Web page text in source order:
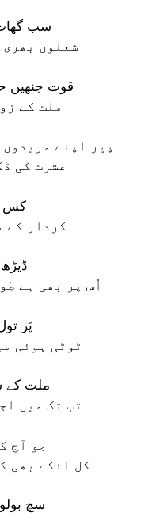
سب گھات
شعلوں
قوت جنھیں
ملت کے
پیر اپنے
عشرت کی
کس
کردار کے
اُس پر بھی ہے
پَر
ٹوٹی ہوئی
ملت کے
تب تک میں
جو آج
کل انکے بھی
سچ